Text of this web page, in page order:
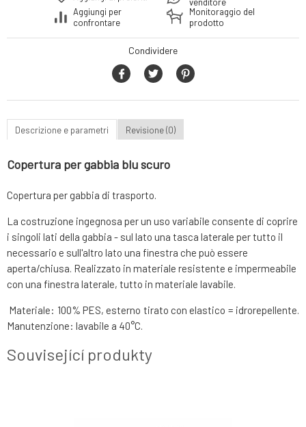
Aggiungi per
confrontare
venditore
Monitoraggio del
prodotto
Condividere
Descrizione e parametri Revisione (0)
Copertura per gabbia blu scuro
Copertura per gabbia di trasporto.
La costruzione ingegnosa per un uso variabile consente di coprire
i singoli lati della gabbia - sul lato una tasca laterale per tutto il
necessario e sull'altro lato una finestra che può essere
aperta/chiusa. Realizzato in materiale resistente e impermeabile
con una finestra laterale, tutto in materiale lavabile.
Materiale: 100% PES, esterno tirato con elastico = idrorepellente.
Manutenzione: lavabile a 40°C.
Související produkty